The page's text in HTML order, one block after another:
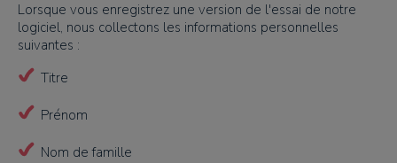
Lorsque vous enregistrez une version de l'essai de notre
logiciel, nous collectons les informations personnelles
suivantes :
Titre
Prénom
Nom de famille